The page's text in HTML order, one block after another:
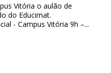
Vitória o aulão de
do Educimat.
- Campus Vitória 9h –...